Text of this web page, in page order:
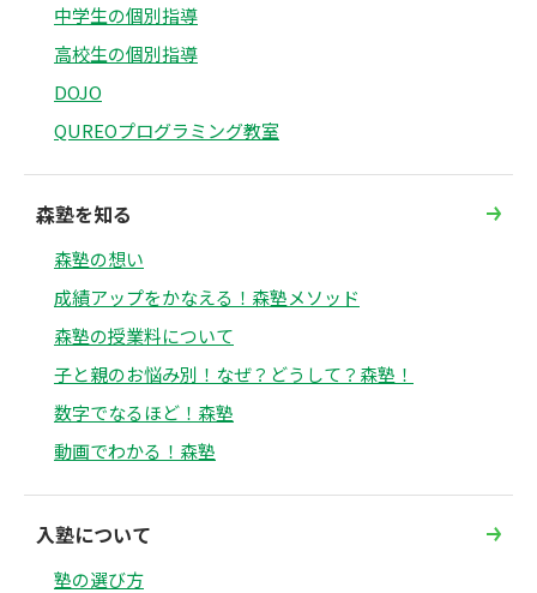
中学生の個別指導
高校生の個別指導
DOJO
QUREOプログラミング教室
森塾を知る
森塾の想い
成績アップをかなえる！森塾メソッド
森塾の授業料について
子と親のお悩み別！なぜ？どうして？森塾！
数字でなるほど！森塾
動画でわかる！森塾
入塾について
塾の選び方